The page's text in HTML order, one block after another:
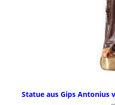
Statue aus Gips Antonius